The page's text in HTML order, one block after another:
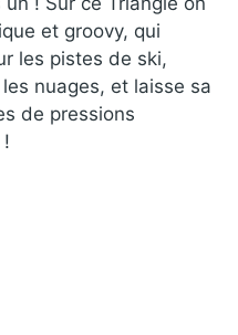
et groovy, qui
les pistes de ski,
nuages, et laisse sa
de pressions